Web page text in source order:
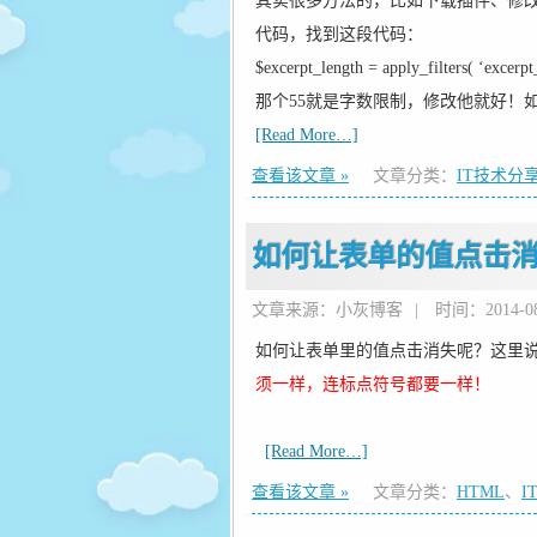
代码，找到这段代码：
$excerpt_length = apply_filters(
那个55就是字数限制，修改他就好！
[Read More…]
查看该文章 » 文章分类： IT技术分
如何让表单的值点击
文章来源：小灰博客 时间：2014-
如何让表单里的值点击消失呢？这里
须一样，连标点符号都要一样！
[Read More…]
查看该文章 » 文章分类： HTML、